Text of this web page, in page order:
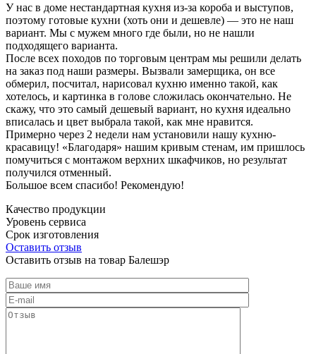
У нас в доме нестандартная кухня из-за короба и выступов,
поэтому готовые кухни (хоть они и дешевле) — это не наш
вариант. Мы с мужем много где были, но не нашли
подходящего варианта.
После всех походов по торговым центрам мы решили делать
на заказ под наши размеры. Вызвали замерщика, он все
обмерил, посчитал, нарисовал кухню именно такой, как
хотелось, и картинка в голове сложилась окончательно. Не
скажу, что это самый дешевый вариант, но кухня идеально
вписалась и цвет выбрала такой, как мне нравится.
Примерно через 2 недели нам установили нашу кухню-
красавицу! «Благодаря» нашим кривым стенам, им пришлось
помучиться с монтажом верхних шкафчиков, но результат
получился отменный.
Большое всем спасибо! Рекомендую!
Качество продукции
Уровень сервиса
Срок изготовления
Оставить отзыв
Оставить отзыв на товар Балешэр